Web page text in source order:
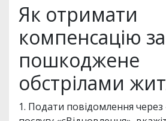
Як отримати
компенсацію за
пошкоджене
обстрілами
1. Подати повідомлення